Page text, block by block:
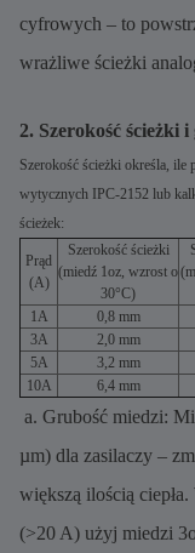
cyfrowych – to
wrażliwe ścieżki
2. Szerokość ścieżki
Szerokość ścieżki określa, ile
wytycznych IPC-2152 lub
ścieżek:
Prąd
(A)
Szerokość ścieżki
(miedź 1oz, wzrost o
30°C)
1A
0,8 mm
3A
2,0 mm
5A
3,2 mm
10A
6,4 mm
a. Grubość miedzi:
µm) dla zasilaczy –
większą ilością
(>20 A) użyj miedzi